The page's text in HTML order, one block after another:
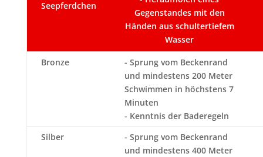
Seepferdchen
Gegenstandes mit den
Händen aus schultertiefem
Wasser
Bronze
- Sprung vom Beckenrand
und mindestens 200 Meter
Schwimmen in höchstens 7
Minuten
- Kenntnis der Baderegeln
Silber
- Sprung vom Beckenrand
und mindestens 400 Meter